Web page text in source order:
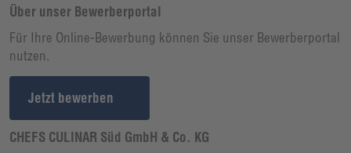
Über unser Bewerberportal
Für Ihre Online-Bewerbung können Sie unser Bewerberportal
nutzen.
Jetzt bewerben
CHEFS CULINAR Süd GmbH & Co. KG